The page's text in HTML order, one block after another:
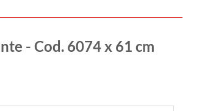
- Cod. 6074 x 61 cm